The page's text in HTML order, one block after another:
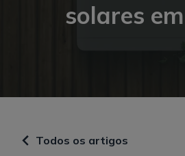
solares
Todos os artigos